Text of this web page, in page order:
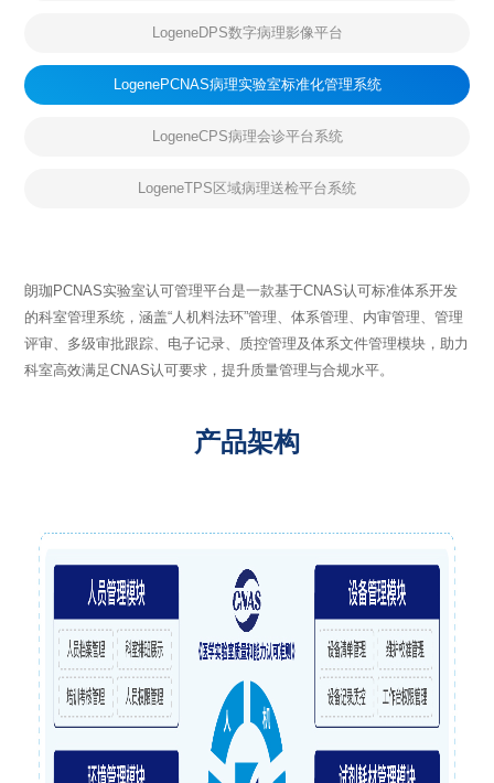
LogeneDPS数字病理影像平台
LogenePCNAS病理实验室标准化管理系统
LogeneCPS病理会诊平台系统
LogeneTPS区域病理送检平台系统
朗珈PCNAS实验室认可管理平台是一款基于CNAS认可标准体系开发
的科室管理系统，涵盖“人机料法环”管理、体系管理、内审管理、管理
评审、多级审批跟踪、电子记录、质控管理及体系文件管理模块，助力
科室高效满足CNAS认可要求，提升质量管理与合规水平。
产品架构